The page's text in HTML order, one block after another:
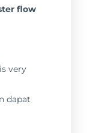
flow
very
dapat